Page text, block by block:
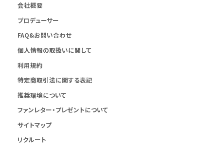
会社概要
プロデューサー
FAQ&お問い合わせ
個人情報の取扱いに関して
利用規約
特定商取引法に関する表記
推奨環境について
ファンレター・プレゼントについて
サイトマップ
リクルート